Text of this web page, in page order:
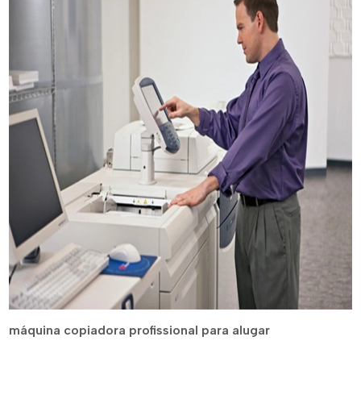
máquina copiadora profissional para alugar